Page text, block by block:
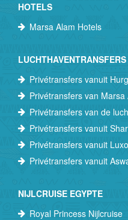
HOTELS
Marsa Alam Hotels
LUCHTHAVENTRANSFERS
Privétransfers vanuit
Privétransfers van Marsa
Privétransfers van de
Privétransfers vanuit
Privétransfers vanuit
Privétransfers vanuit
NIJLCRUISE EGYPTE
Royal Princess Nijlcruise